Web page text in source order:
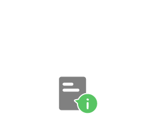
want to (do something)，絕對